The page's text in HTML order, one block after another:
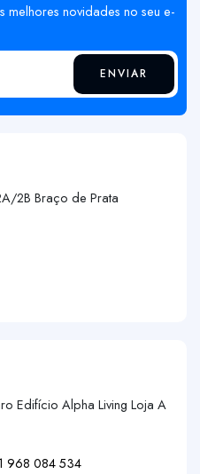
melhores novidades no seu e-
ENVIAR
2B Braço de Prata
Edifício Alpha Living Loja A
968 084 534